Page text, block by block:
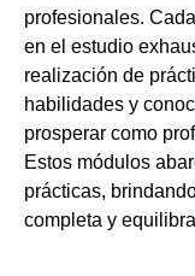
profesionales.
en el estudio
realización de
habilidades y
prosperar como
Estos módulos
prácticas,
completa y